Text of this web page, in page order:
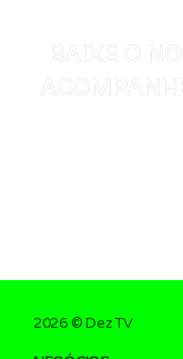
2026 © Dez TV